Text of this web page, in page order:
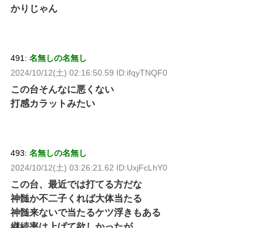
かりじゃん
491: 名無しの名無し
2024/10/12(土) 02:16:50.59 ID:ifqyTNQF0
この台そんなに悪くない
打感カラットみたい
493: 名無しの名無し
2024/10/12(土) 03:26:21.62 ID:UxjFcLhY0
この台、最近では打てる方だな
神髄か不二子くれば大体当たる
神髄来ないで当たるケツ浮きもある